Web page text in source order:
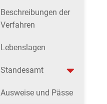
Beschreibungen der
Verfahren
Lebenslagen
Standesamt
Ausweise und Pässe